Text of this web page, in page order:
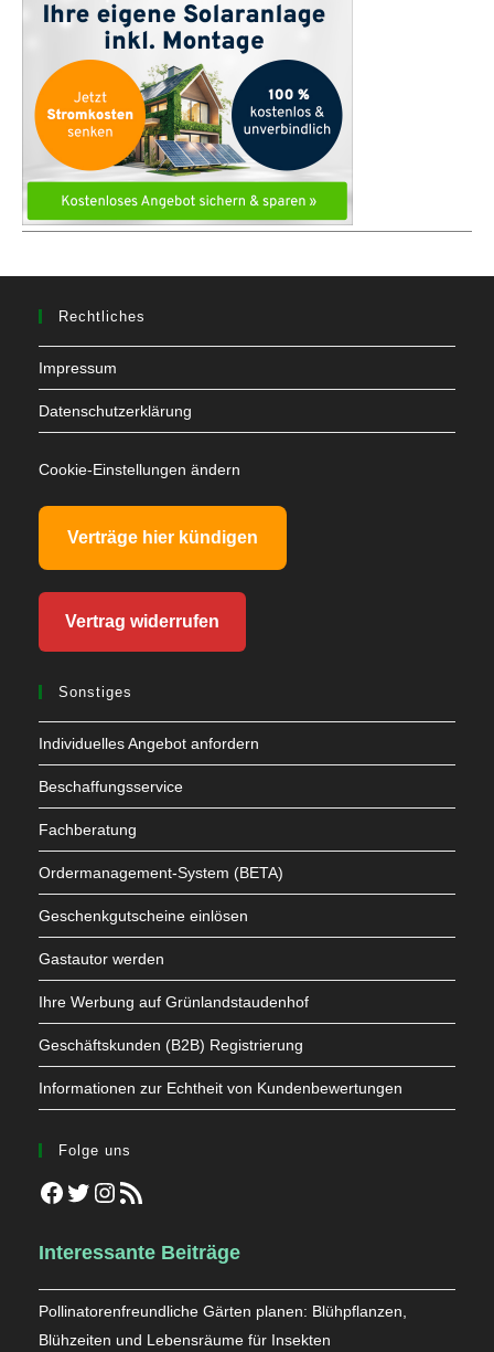
Rechtliches
Impressum
Datenschutzerklärung
Cookie-Einstellungen ändern
Verträge hier kündigen
Vertrag widerrufen
Sonstiges
Individuelles Angebot anfordern
Beschaffungsservice
Fachberatung
Ordermanagement-System (BETA)
Geschenkgutscheine einlösen
Gastautor werden
Ihre Werbung auf Grünlandstaudenhof
Geschäftskunden (B2B) Registrierung
Informationen zur Echtheit von Kundenbewertungen
Folge uns
Facebook
TwitterInstagram
RSS-Feed
Interessante Beiträge
Pollinatorenfreundliche Gärten planen: Blühpflanzen,
Blühzeiten und Lebensräume für Insekten